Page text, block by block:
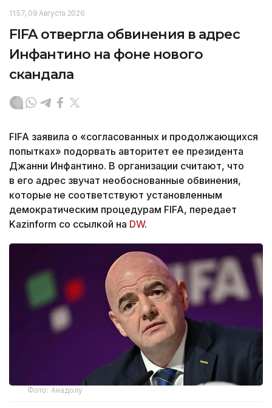
11:57, 09 Августа 2026
FIFA отвергла обвинения в адрес
Инфантино на фоне нового
скандала
FIFA заявила о «согласованных и продолжающихся
попытках» подорвать авторитет ее президента
Джанни Инфантино. В организации считают, что
в его адрес звучат необоснованные обвинения,
которые не соответствуют установленным
демократическим процедурам FIFA, передает
Kazinform со ссылкой на DW.
Фото: Анадолу